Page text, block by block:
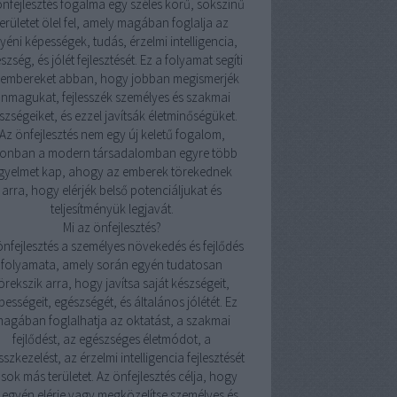
fogalma egy széles körű, sokszínű
ölel fel, amely magában foglalja az
képességek, tudás, érzelmi intelligencia,
és jólét fejlesztését. Ez a folyamat segíti
abban, hogy jobban megismerjék
fejlesszék személyes és szakmai
és ezzel javítsák életminőségüket.
Az önfejlesztés nem egy új keletű fogalom,
a modern társadalomban egyre több
kap, ahogy az emberek törekednek
arra, hogy elérjék belső potenciáljukat és
teljesítményük legjavát.
Mi az önfejlesztés?
a személyes növekedés és fejlődés
folyamata, amely során egyén tudatosan
arra, hogy javítsa saját készségeit,
egészségét, és általános jólétét. Ez
foglalhatja az oktatást, a szakmai
fejlődést, az egészséges életmódot, a
az érzelmi intelligencia fejlesztését
sok más területet. Az önfejlesztés célja, hogy